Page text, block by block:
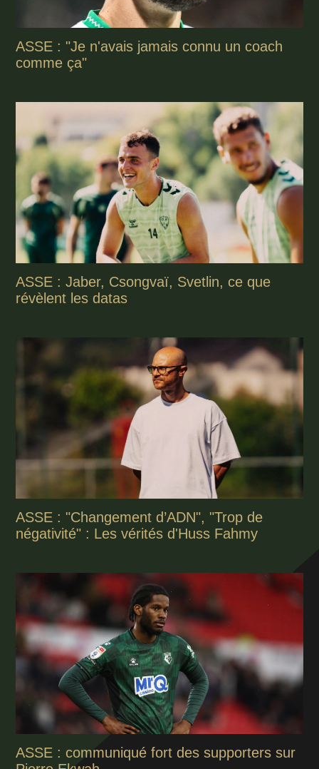
ASSE : "Je n'avais jamais connu un coach
comme ça"
ASSE : Jaber, Csongvaï, Svetlin, ce que
révèlent les datas
ASSE : "Changement d’ADN", "Trop de
négativité" : Les vérités d'Huss Fahmy
ASSE : communiqué fort des supporters sur